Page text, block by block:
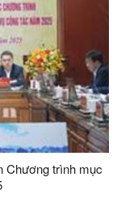
Chương trình mục